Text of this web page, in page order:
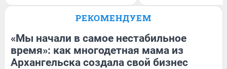
РЕКОМЕНДУЕМ
«Мы начали в самое нестабильное
время»: как многодетная мама из
Архангельска создала свой бизнес